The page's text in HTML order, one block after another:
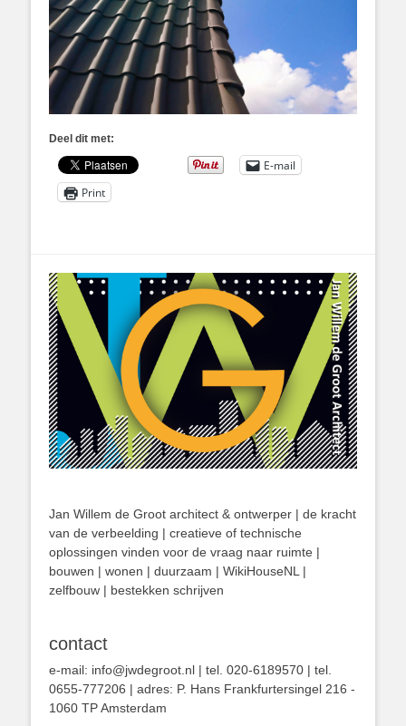
Deel dit met:
E-mail
Print
Jan Willem de Groot architect & ontwerper | de kracht
van de verbeelding | creatieve of technische
oplossingen vinden voor de vraag naar ruimte |
bouwen | wonen | duurzaam | WikiHouseNL |
zelfbouw | bestekken schrijven
contact
e-mail: info@jwdegroot.nl | tel. 020-6189570 | tel.
0655-777206 | adres: P. Hans Frankfurtersingel 216 -
1060 TP Amsterdam